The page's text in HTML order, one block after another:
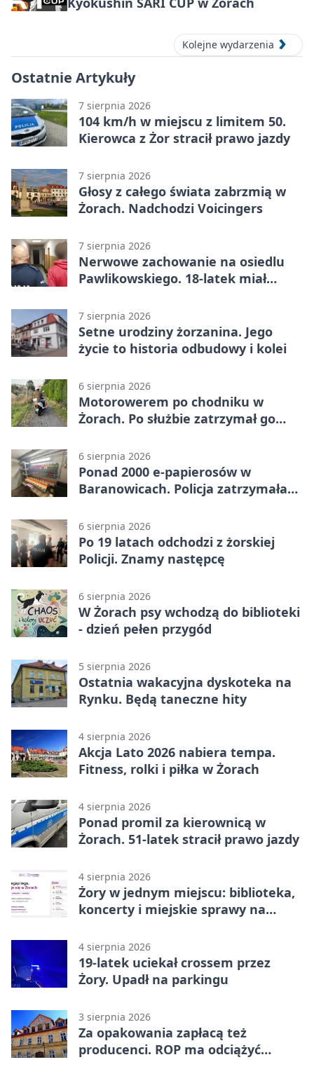
Kolejne wydarzenia
Ostatnie Artykuły
7 sierpnia 2026
104 km/h w miejscu z limitem 50.
Kierowca z Żor stracił prawo jazdy
7 sierpnia 2026
Głosy z całego świata zabrzmią w
Żorach. Nadchodzi Voicingers
7 sierpnia 2026
Nerwowe zachowanie na osiedlu
Pawlikowskiego. 18-latek miał
7 sierpnia 2026
Setne urodziny żorzanina. Jego
życie to historia odbudowy i kolei
6 sierpnia 2026
Motorowerem po chodniku w
Żorach. Po służbie zatrzymał go
6 sierpnia 2026
Ponad 2000 e-papierosów w
Baranowicach. Policja zatrzymała
6 sierpnia 2026
Po 19 latach odchodzi z żorskiej
Policji. Znamy następcę
6 sierpnia 2026
W Żorach psy wchodzą do biblioteki
- dzień pełen przygód
5 sierpnia 2026
Ostatnia wakacyjna dyskoteka na
Rynku. Będą taneczne hity
4 sierpnia 2026
Akcja Lato 2026 nabiera tempa.
Fitness, rolki i piłka w Żorach
4 sierpnia 2026
Ponad promil za kierownicą w
Żorach. 51-latek stracił prawo jazdy
4 sierpnia 2026
Żory w jednym miejscu: biblioteka,
koncerty i miejskie sprawy na
4 sierpnia 2026
19-latek uciekał crossem przez
Żory. Upadł na parkingu
3 sierpnia 2026
Za opakowania zapłacą też
producenci. ROP ma odciążyć